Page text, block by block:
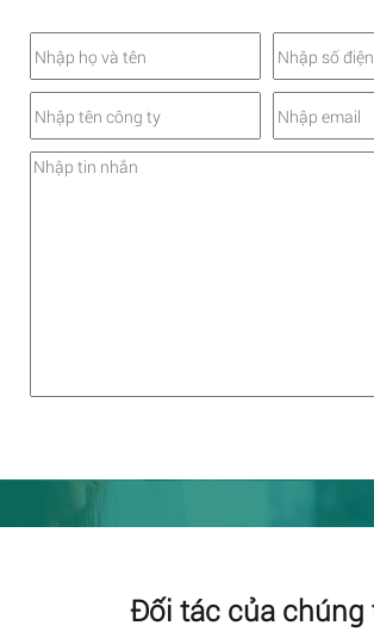
Đối tác của chúng